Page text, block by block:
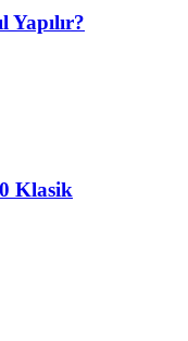
Yapılır?
Klasik